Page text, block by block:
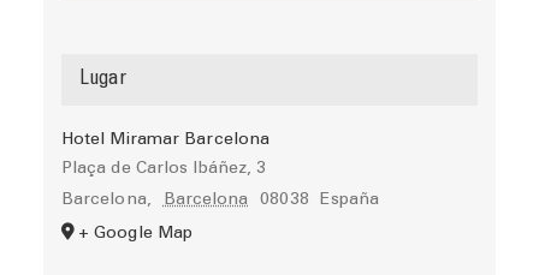
Lugar
Hotel Miramar Barcelona
Plaça de Carlos Ibáñez, 3
Barcelona, Barcelona 08038
España
+ Google Map